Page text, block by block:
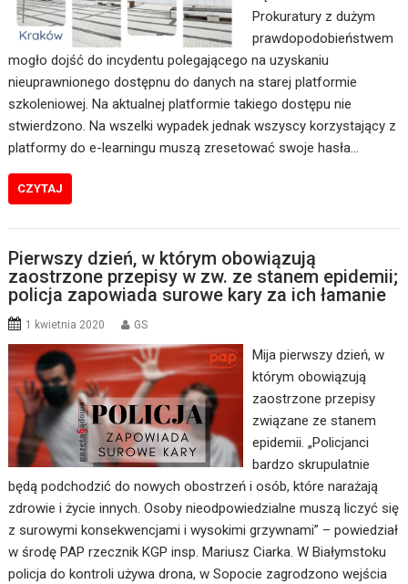
Prokuratury z dużym
prawdopodobieństwem
mogło dojść do incydentu polegającego na uzyskaniu
nieuprawnionego dostępnu do danych na starej platformie
szkoleniowej. Na aktualnej platformie takiego dostępu nie
stwierdzono. Na wszelki wypadek jednak wszyscy korzystający z
platformy do e-learningu muszą zresetować swoje hasła…
CZYTAJ
Pierwszy dzień, w którym obowiązują
zaostrzone przepisy w zw. ze stanem epidemii;
policja zapowiada surowe kary za ich łamanie
1 kwietnia 2020 GS
Mija pierwszy dzień, w
którym obowiązują
zaostrzone przepisy
związane ze stanem
epidemii. „Policjanci
bardzo skrupulatnie
będą podchodzić do nowych obostrzeń i osób, które narażają
zdrowie i życie innych. Osoby nieodpowiedzialne muszą liczyć się
z surowymi konsekwencjami i wysokimi grzywnami” – powiedział
w środę PAP rzecznik KGP insp. Mariusz Ciarka. W Białymstoku
policja do kontroli używa drona, w Sopocie zagrodzono wejścia